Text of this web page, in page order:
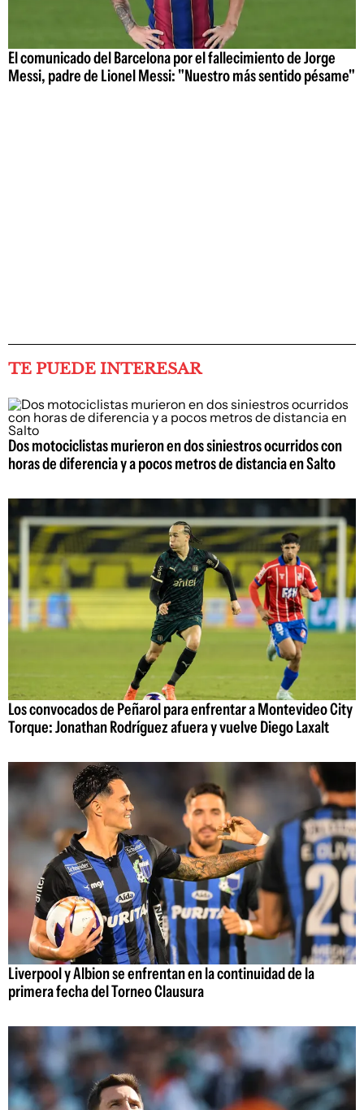
El comunicado del Barcelona por el fallecimiento de Jorge
Messi, padre de Lionel Messi: "Nuestro más sentido pésame"
TE PUEDE INTERESAR
Dos motociclistas murieron en dos siniestros ocurridos con
horas de diferencia y a pocos metros de distancia en Salto
Los convocados de Peñarol para enfrentar a Montevideo City
Torque: Jonathan Rodríguez afuera y vuelve Diego Laxalt
Liverpool y Albion se enfrentan en la continuidad de la
primera fecha del Torneo Clausura